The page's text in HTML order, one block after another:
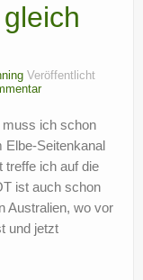
Veröffentlicht
muss ich schon
Seitenkanal
ich auf die
ist auch schon
Australien, wo vor
und jetzt